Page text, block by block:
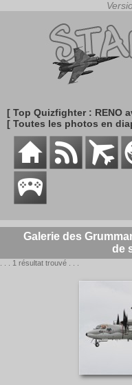
[ Top Quizfighter : RENO
[ Toutes les photos en
Galerie des
de
. . . 1 résultat trouvé . . .